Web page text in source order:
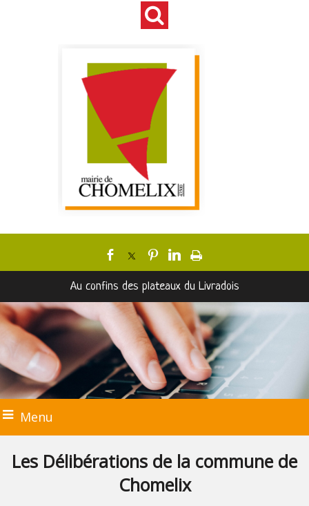
Au confins des plateaux du Livradois
Menu
Les Délibérations de la commune de
Chomelix